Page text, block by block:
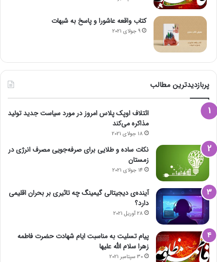
کتاب واقعه عاشورا و پاسخ به شبهات
9 جولای 2021
پربازدیدترین مطالب
ائتلاف اوپک پلاس امروز در مورد سیاست جدید تولید
مذاکره می‌کند
18 جولای 2021
نکات ساده و طلایی برای صرفه‌جویی مصرف انرژی در
زمستان
14 جولای 2021
آینده‌ی دیجیتالی گیمینگ چه تاثیری بر بحران اقلیمی
دارد؟
28 آوریل 2021
پیام تسلیت به مناسبت ایام شهادت حضرت فاطمه
زهرا سلام الله علیها
30 سپتامبر 2021